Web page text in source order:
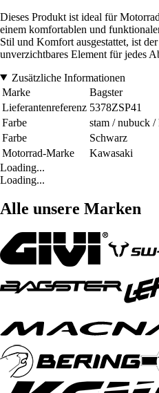
Dieses Produkt ist ideal für
einem komfortablen und
Stil und Komfort ausgestattet, ist
unverzichtbares Element für jedes
Zusätzliche Informationen
Marke
Bagster
Lieferantenreferenz 5378ZSP41
Farbe
stam / nubuck
Farbe
Schwarz
Motorrad-Marke
Kawasaki
Loading...
Loading...
Alle unsere Marken